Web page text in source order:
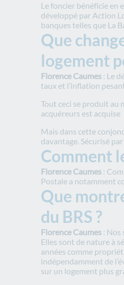
Le foncier bénéficie en
développé par Action
banques telles que La
Que
logement
Florence Caumes : Le
taux et l’inflation
Tout ceci se produit au
acquéreurs est acquise
Mais dans cette
davantage. Sécurisé
Comment
Florence Caumes :
Postale a notamment
Que
du BRS ?
Florence Caumes : Nos
Elles sont de nature à
années comme
indépendamment de
sur un logement plus